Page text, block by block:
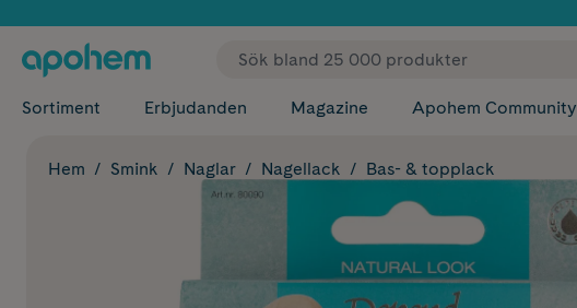
✓ Fri frakt
Sortiment Erbjudanden Magazine Apohem Community
Hem Smink Naglar Nagellack Bas- & topplack